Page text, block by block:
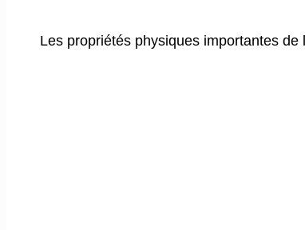
Les propriétés physiques importantes